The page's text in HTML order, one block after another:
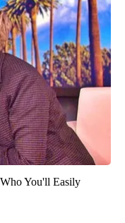
You'll Easily